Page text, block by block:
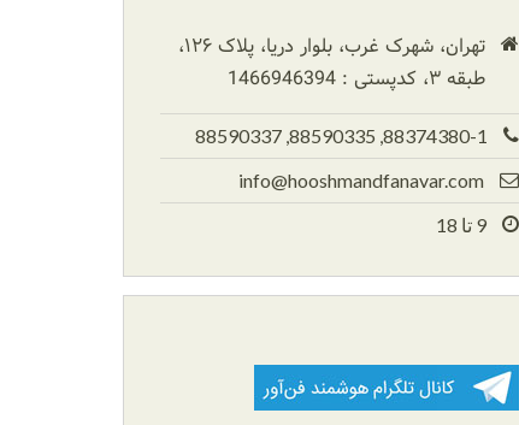
تهران، شهرک غرب، بلوار دریا، پلاک ۱۲۶،
طبقه ۳، کدپستی : 1466946394
88374380-1, 88590335, 88590337
info@hooshmandfanavar.com
9 تا 18